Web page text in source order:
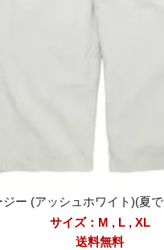
ー (アッシュホワイト)(夏
サイズ：M , L , XL
送料無料